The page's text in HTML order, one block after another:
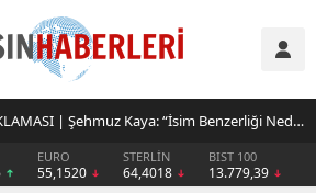
BASIN AÇIKLAMASI | Şehmuz Kaya: “İsim Benzerliği Nedeniyle Oluşan Yanlış Anlamalar Giderilmelidir”
EURO
55,1520
STERLİN
64,4018
BIST 100
13.779,39